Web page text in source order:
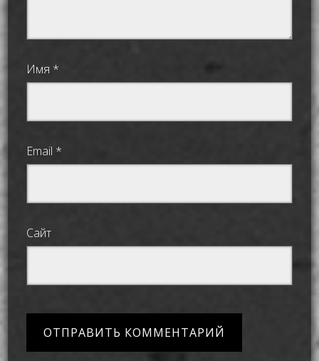
Имя *
Email *
Сайт